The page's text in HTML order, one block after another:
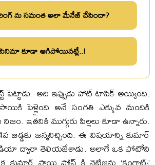
ను సమంత అలా మేనేజ్ చేసిందా?
కూడా ఆగిపోయినట్లే..!
అది ఇప్పుడు హాట్ టాపిక్ అయ్యింది.
పెళ్లైంది అనే సంగతి ఎక్కువ మందికి
ఇతనికి ముగ్గురు పిల్లలు కూడా ఉన్నారు.
జన్మనిచ్చింది. ఈ విషయాన్ని కుమార్
ద్వారా తెలియజేశాడు. అలాగే ఒక ఫోటోని